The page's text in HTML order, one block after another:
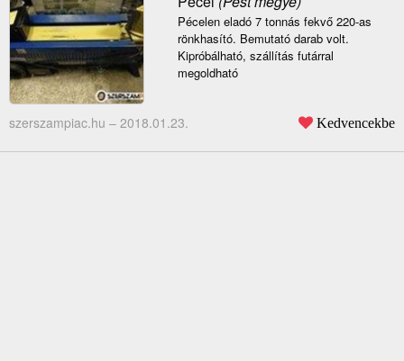
Pécelen eladó 7 tonnás fekvő 220-as
rönkhasító. Bemutató darab volt.
Kipróbálható, szállítás futárral
megoldható
szerszampiac.hu – 2018.01.23. Kedvencekbe